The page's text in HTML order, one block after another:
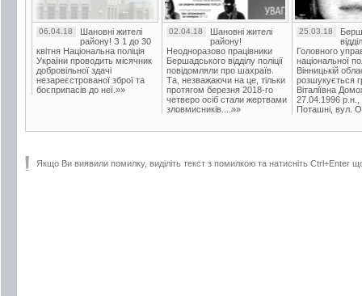
06.04.18
Шановні жителі
району! З 1 до 30
квітня Національна поліція
України проводить місячник
добровільної здачі
незареєстрованої зброї та
боєприпасів до неї.»»
02.04.18
Шановні жителі
району!
Неодноразово працівники
Бершадського відділу поліції
повідомляли про шахраїв.
Та, незважаючи на це, тільки
протягом березня 2018-го
четверо осіб стали жертвами
зловмисників....»»
25.03.18
Головного
національної
Вінницькій
розшукується
Віталіївна
27.04.1996 р.н.,
Поташні, вул.
Якщо Ви виявили помилку, виділіть текст з помилкою та натисніть Ctrl+Enter